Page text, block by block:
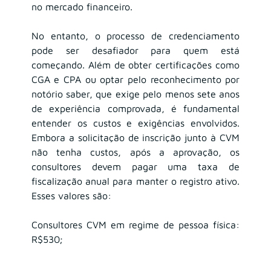
no mercado financeiro.
No entanto, o processo de credenciamento
pode ser desafiador para quem está
começando. Além de obter certificações como
CGA e CPA ou optar pelo reconhecimento por
notório saber, que exige pelo menos sete anos
de experiência comprovada, é fundamental
entender os custos e exigências envolvidos.
Embora a solicitação de inscrição junto à CVM
não tenha custos, após a aprovação, os
consultores devem pagar uma taxa de
fiscalização anual para manter o registro ativo.
Esses valores são:
Consultores CVM em regime de pessoa física:
R$530;